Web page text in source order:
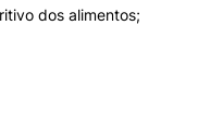
dos alimentos;